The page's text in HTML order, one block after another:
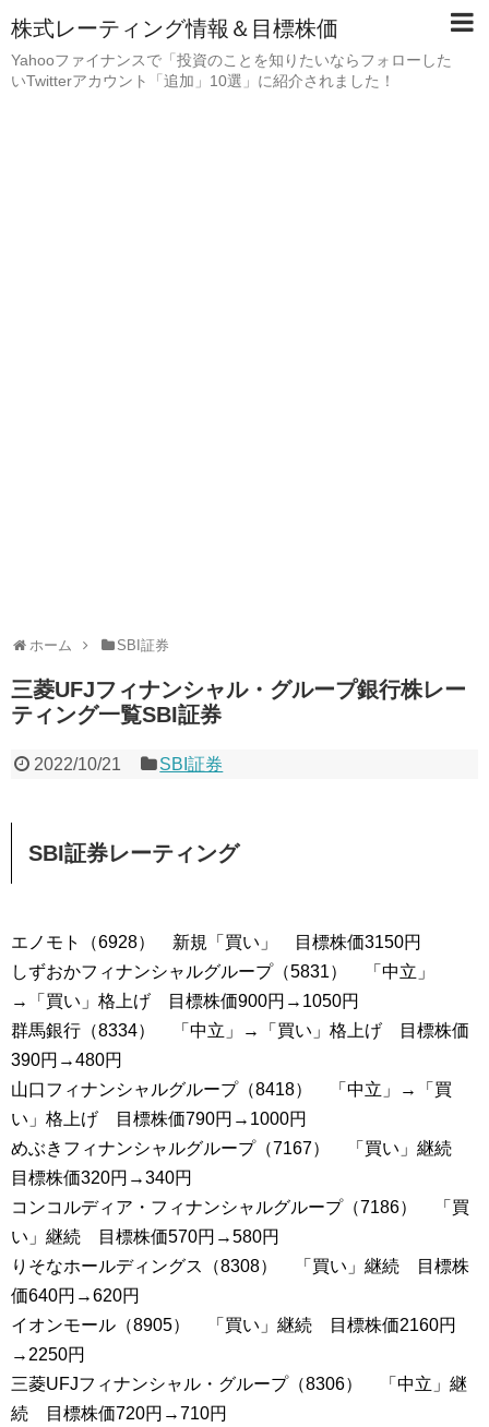
株式レーティング情報＆目標株価
Yahooファイナンスで「投資のことを知りたいならフォローした
いTwitterアカウント「追加」10選」に紹介されました！
ホーム SBI証券
三菱UFJフィナンシャル・グループ銀行株レー
ティング一覧SBI証券
2022/10/21 SBI証券
SBI証券レーティング
エノモト（6928） 新規「買い」 目標株価3150円
しずおかフィナンシャルグループ（5831） 「中立」
→「買い」格上げ 目標株価900円→1050円
群馬銀行（8334） 「中立」→「買い」格上げ 目標株価
390円→480円
山口フィナンシャルグループ（8418） 「中立」→「買
い」格上げ 目標株価790円→1000円
めぶきフィナンシャルグループ（7167） 「買い」継続
目標株価320円→340円
コンコルディア・フィナンシャルグループ（7186） 「買
い」継続 目標株価570円→580円
りそなホールディングス（8308） 「買い」継続 目標株
価640円→620円
イオンモール（8905） 「買い」継続 目標株価2160円
→2250円
三菱UFJフィナンシャル・グループ（8306） 「中立」継
続 目標株価720円→710円